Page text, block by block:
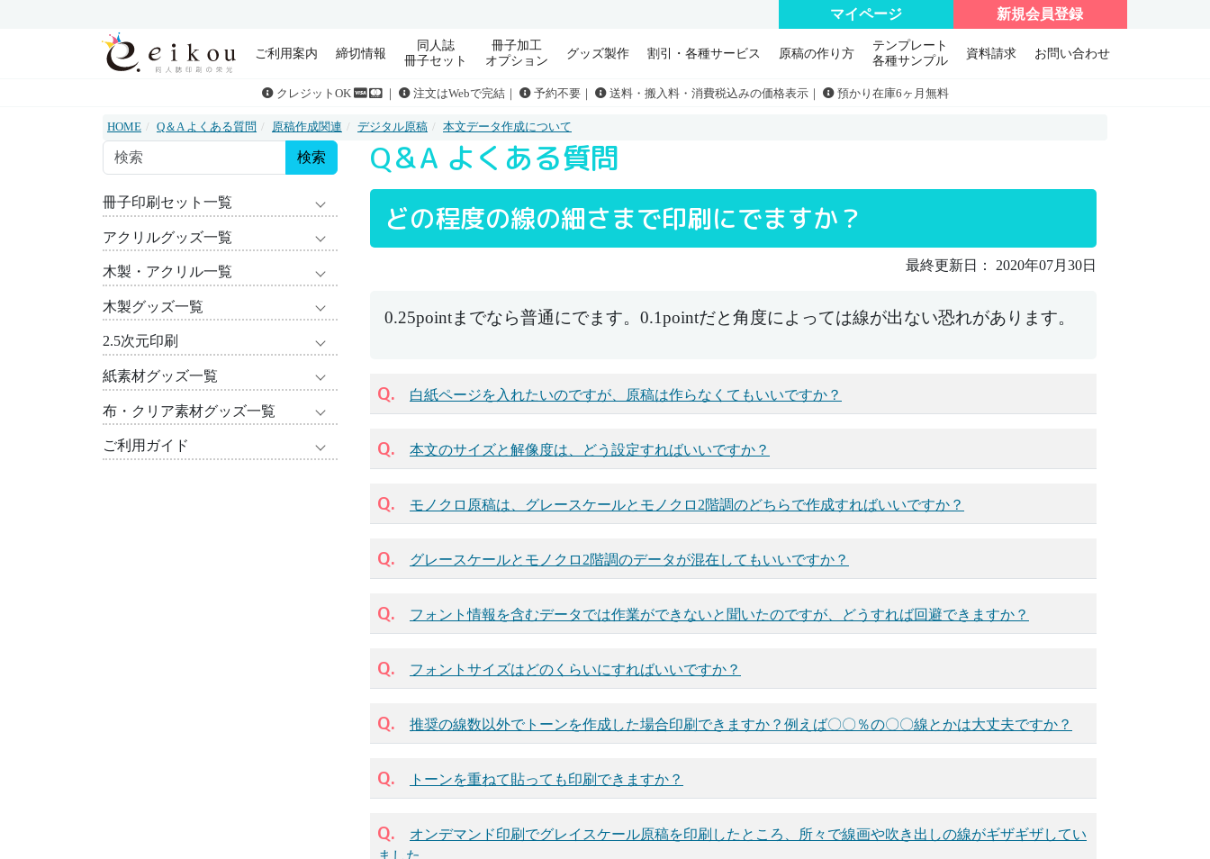
マイページ 新規会員登録
ご利用案内 締切情報
同人誌
冊子セット
冊子加工
オプション
グッズ製作 割引・各種サービス 原稿の作り方
テンプレート
各種サンプル
資料請求 お問い合わせ
クレジットOK 注文はWebで完結｜ 予約不要｜ 送料・搬入料・消費税込みの価格表示｜ 預かり在庫6ヶ月無料
HOME Q＆A よくある質問 原稿作成関連 デジタル原稿 本文データ作成について
Q＆A よくある質問
どの程度の線の細さまで印刷にでますか？
最終更新日： 2020年07月30日
0.25pointまでなら普通にでます。0.1pointだと角度によっては線が出ない恐れがあります。
Q. 白紙ページを入れたいのですが、原稿は作らなくてもいいですか？
Q. 本文のサイズと解像度は、どう設定すればいいですか？
Q. モノクロ原稿は、グレースケールとモノクロ2階調のどちらで作成すればいいですか？
Q. グレースケールとモノクロ2階調のデータが混在してもいいですか？
Q. フォント情報を含むデータでは作業ができないと聞いたのですが、どうすれば回避できますか？
Q. フォントサイズはどのくらいにすればいいですか？
Q. 推奨の線数以外でトーンを作成した場合印刷できますか？例えば〇〇％の〇〇線とかは大丈夫ですか？
Q. トーンを重ねて貼っても印刷できますか？
Q.
オンデマンド印刷でグレイスケール原稿を印刷したところ、所々で線画や吹き出しの線がギザギザしてい
ました。
検索
冊子印刷セット一覧
アクリルグッズ一覧
木製・アクリル一覧
木製グッズ一覧
2.5次元印刷
紙素材グッズ一覧
布・クリア素材グッズ一覧
ご利用ガイド